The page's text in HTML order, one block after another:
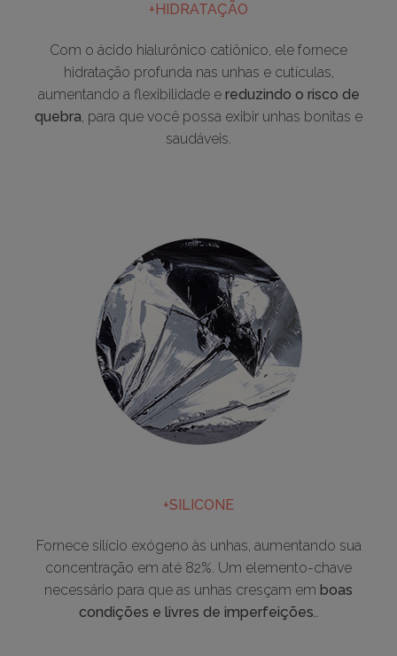
+HIDRATAÇÃO
Com o ácido hialurônico catiônico, ele fornece
hidratação profunda nas unhas e cutículas,
aumentando a flexibilidade e reduzindo o risco de
quebra, para que você possa exibir unhas bonitas e
saudáveis.
+SILICONE
Fornece silício exógeno às unhas, aumentando sua
concentração em até 82%. Um elemento-chave
necessário para que as unhas cresçam em boas
condições e livres de imperfeições..